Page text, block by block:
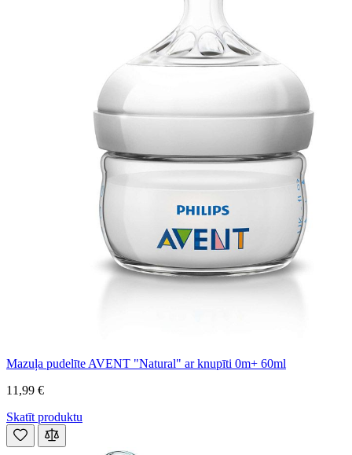
Mazuļa pudelīte AVENT "Natural" ar knupīti 0m+ 60ml
11,99 €
Skatīt produktu